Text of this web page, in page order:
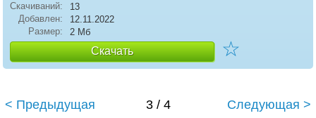
Скачиваний:
13
Добавлен:
12.11.2022
Размер:
2 Мб
Скачать ☆
< Предыдущая 3 / 4 Следующая >